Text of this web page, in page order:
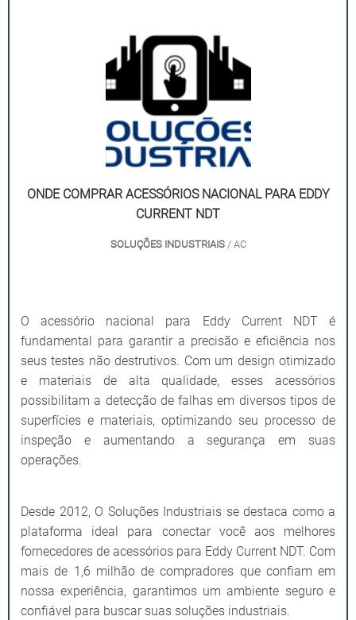
ONDE COMPRAR ACESSÓRIOS NACIONAL PARA EDDY
CURRENT NDT
SOLUÇÕES INDUSTRIAIS/ AC
O acessório nacional para Eddy Current NDT é
fundamental para garantir a precisão e eficiência nos
seus testes não destrutivos. Com um design otimizado
e materiais de alta qualidade, esses acessórios
possibilitam a detecção de falhas em diversos tipos de
superfícies e materiais, optimizando seu processo de
inspeção e aumentando a segurança em suas
operações.
Desde 2012, O Soluções Industriais se destaca como a
plataforma ideal para conectar você aos melhores
fornecedores de acessórios para Eddy Current NDT. Com
mais de 1,6 milhão de compradores que confiam em
nossa experiência, garantimos um ambiente seguro e
confiável para buscar suas soluções industriais.